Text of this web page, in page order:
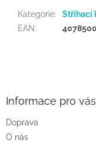
Kategorie:
Stříhací
EAN:
Informace pro vás
Doprava
O nás